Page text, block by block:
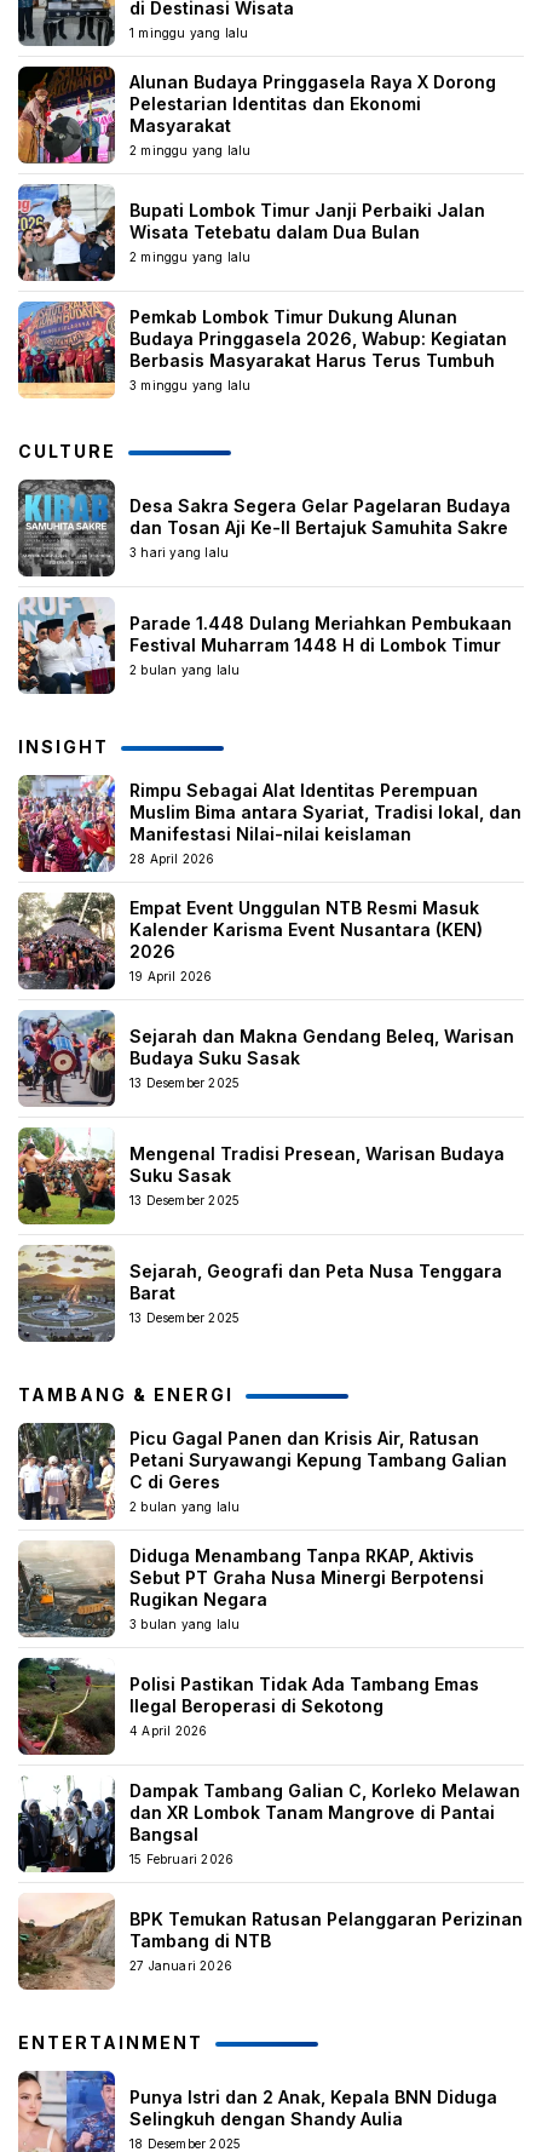
di Destinasi Wisata
1 minggu yang lalu
Alunan Budaya Pringgasela Raya X Dorong
Pelestarian Identitas dan Ekonomi
Masyarakat
2 minggu yang lalu
Bupati Lombok Timur Janji Perbaiki Jalan
Wisata Tetebatu dalam Dua Bulan
2 minggu yang lalu
Pemkab Lombok Timur Dukung Alunan
Budaya Pringgasela 2026, Wabup: Kegiatan
Berbasis Masyarakat Harus Terus Tumbuh
3 minggu yang lalu
CULTURE
Desa Sakra Segera Gelar Pagelaran Budaya
dan Tosan Aji Ke-II Bertajuk Samuhita Sakre
3 hari yang lalu
Parade 1.448 Dulang Meriahkan Pembukaan
Festival Muharram 1448 H di Lombok Timur
2 bulan yang lalu
INSIGHT
Rimpu Sebagai Alat Identitas Perempuan
Muslim Bima antara Syariat, Tradisi lokal, dan
Manifestasi Nilai-nilai keislaman
28 April 2026
Empat Event Unggulan NTB Resmi Masuk
Kalender Karisma Event Nusantara (KEN)
2026
19 April 2026
Sejarah dan Makna Gendang Beleq, Warisan
Budaya Suku Sasak
13 Desember 2025
Mengenal Tradisi Presean, Warisan Budaya
Suku Sasak
13 Desember 2025
Sejarah, Geografi dan Peta Nusa Tenggara
Barat
13 Desember 2025
TAMBANG & ENERGI
Picu Gagal Panen dan Krisis Air, Ratusan
Petani Suryawangi Kepung Tambang Galian
C di Geres
2 bulan yang lalu
Diduga Menambang Tanpa RKAP, Aktivis
Sebut PT Graha Nusa Minergi Berpotensi
Rugikan Negara
3 bulan yang lalu
Polisi Pastikan Tidak Ada Tambang Emas
Ilegal Beroperasi di Sekotong
4 April 2026
Dampak Tambang Galian C, Korleko Melawan
dan XR Lombok Tanam Mangrove di Pantai
Bangsal
15 Februari 2026
BPK Temukan Ratusan Pelanggaran Perizinan
Tambang di NTB
27 Januari 2026
ENTERTAINMENT
Punya Istri dan 2 Anak, Kepala BNN Diduga
Selingkuh dengan Shandy Aulia
18 Desember 2025